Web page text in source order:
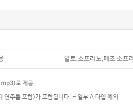
알토,소프라노,메조 소프
로 제공
연주를 포함)가 포함됩니다. - 일부 A 타입 예외